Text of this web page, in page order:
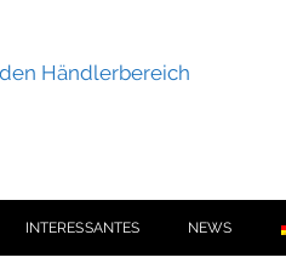
Händlerbereich
INTERESSANTES NEWS